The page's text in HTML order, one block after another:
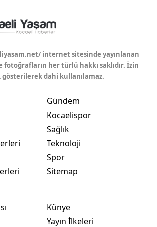
internet sitesinde yayınlanan
fotoğrafların her türlü hakkı saklıdır. İzin
gösterilerek dahi kullanılamaz.
Gündem
Kocaelispor
Sağlık
Teknoloji
Spor
Sitemap
Künye
Yayın İlkeleri